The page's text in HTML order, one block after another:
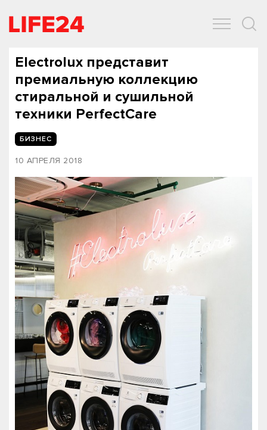
Electrolux представит
премиальную коллекцию
стиральной и сушильной
техники PerfectCare
БИЗНЕС
10 АПРЕЛЯ 2018